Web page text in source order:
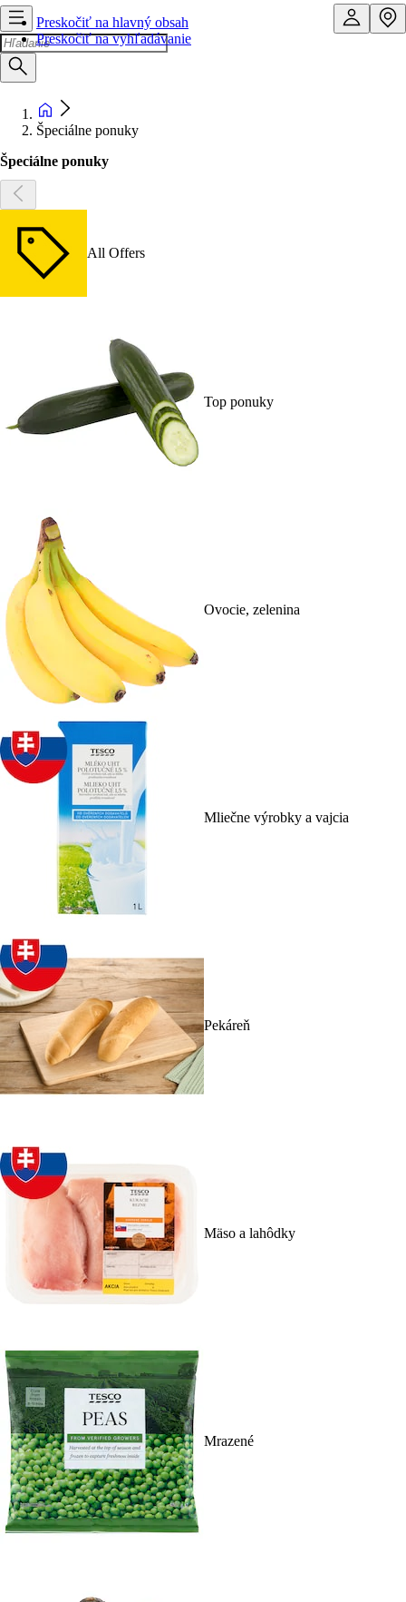
Preskočiť na hlavný obsah
Preskočiť na vyhľadávanie
Špeciálne ponuky
Špeciálne ponuky
All Offers
Top ponuky
Ovocie, zelenina
Mliečne výrobky a vajcia
Pekáreň
Mäso a lahôdky
Mrazené